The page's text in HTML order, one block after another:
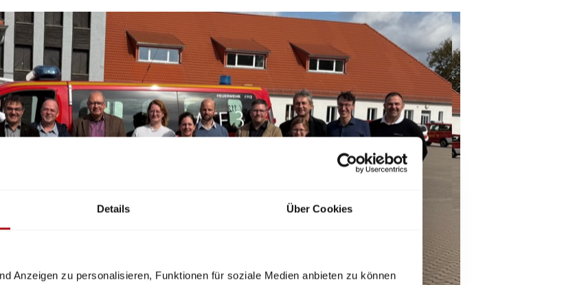
Details Über Cookies
Anzeigen zu personalisieren, Funktionen für soziale Medien anbieten zu können